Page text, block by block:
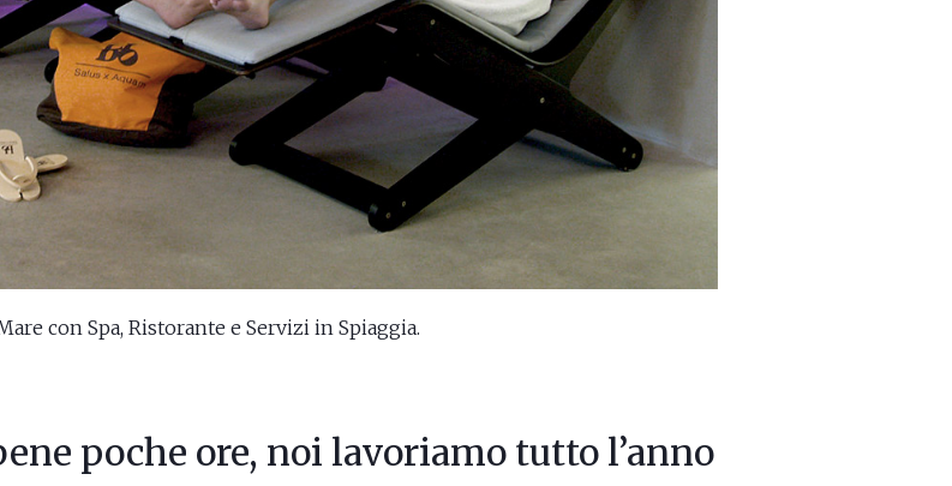
con Spa, Ristorante e Servizi in Spiaggia.
poche ore, noi lavoriamo tutto l’anno